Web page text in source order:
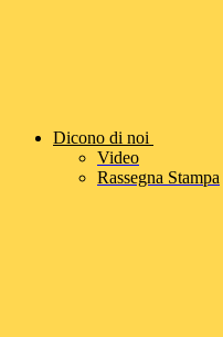
Dicono di noi
Video
Rassegna Stampa